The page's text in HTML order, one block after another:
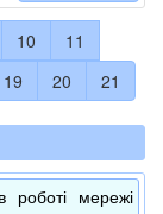
10
11
19 20 21
роботі мережі